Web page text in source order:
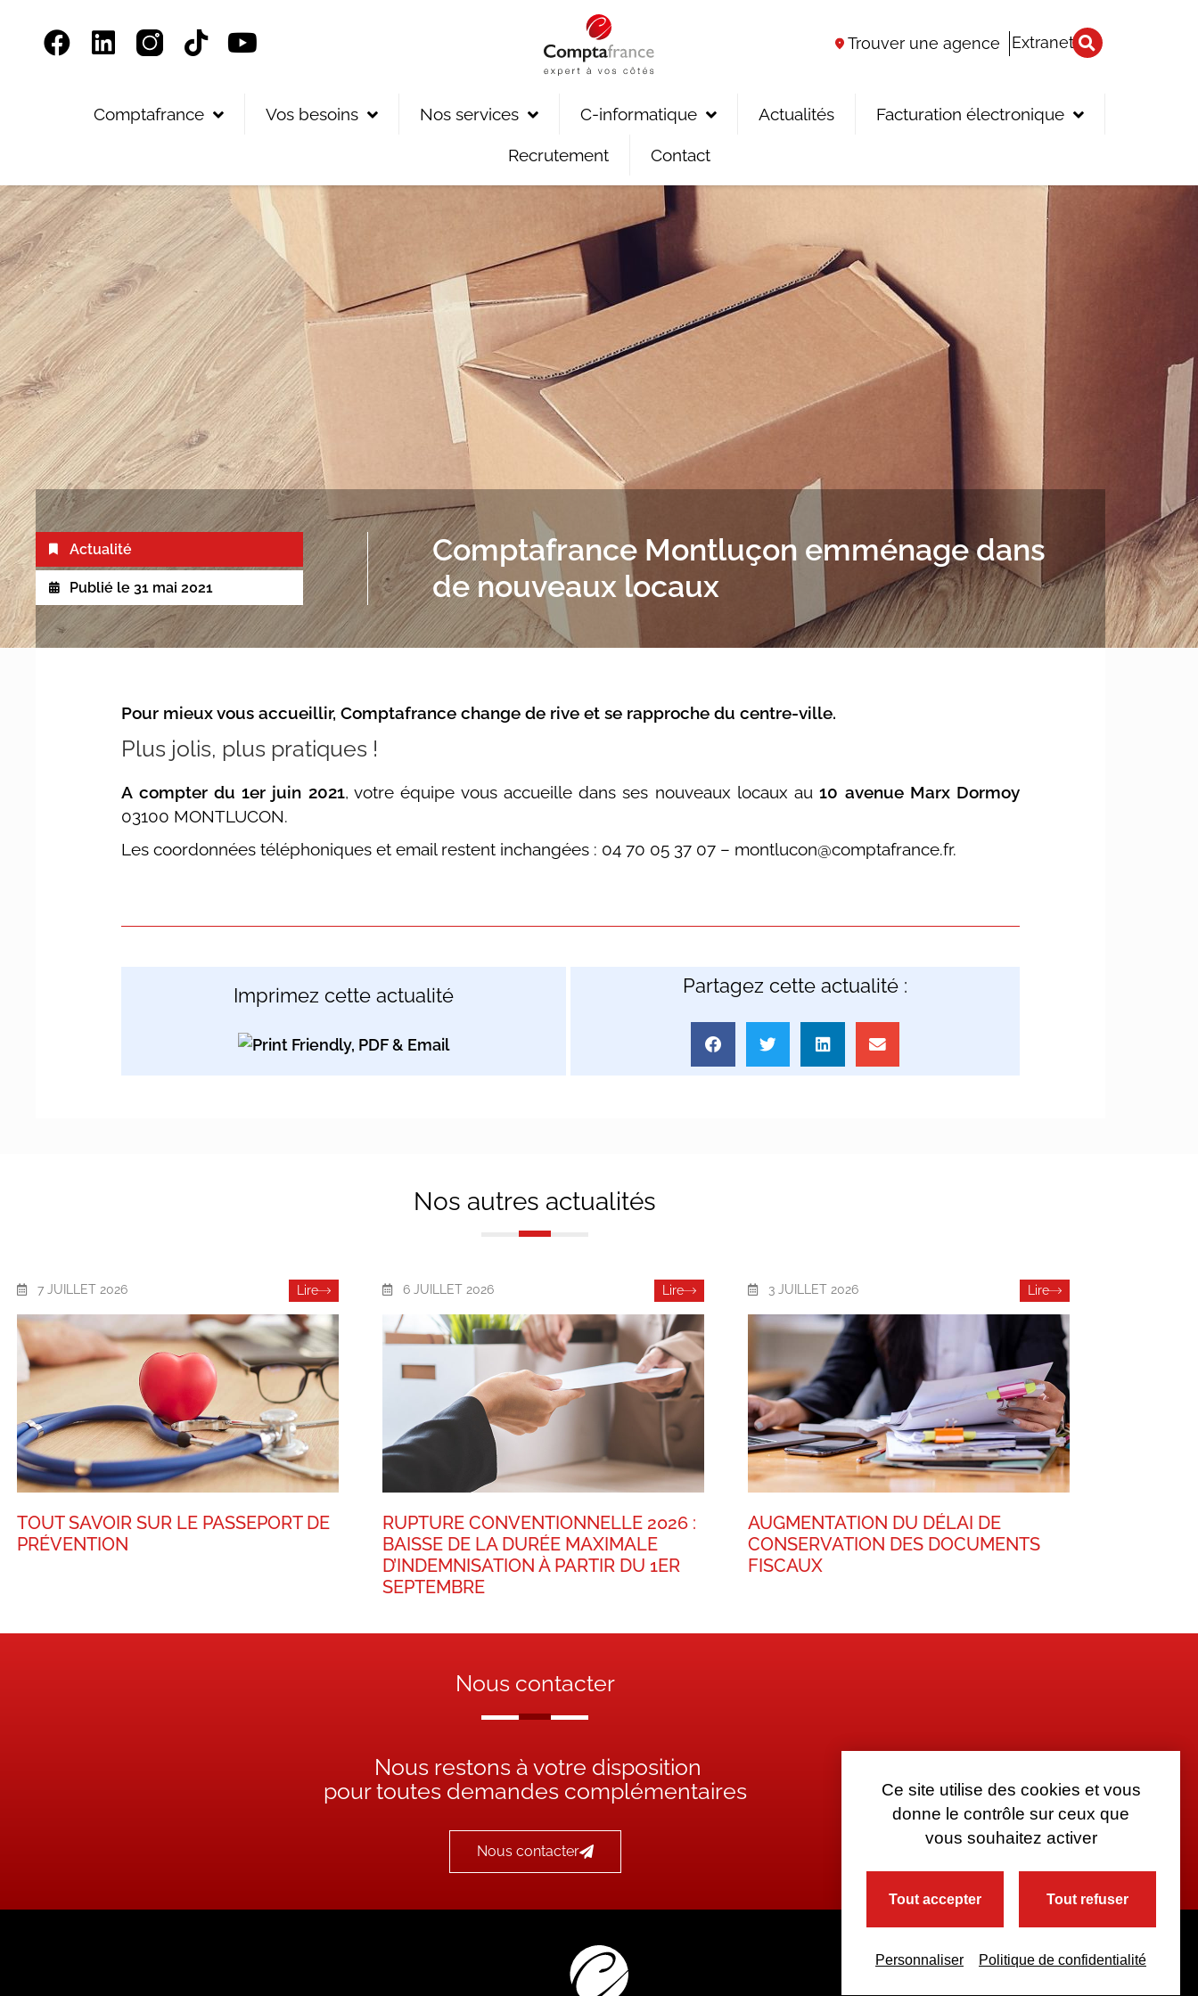
Trouver une agence Extranet
Comptafrance Vos besoins Nos services C-informatique Actualités Facturation électronique
Recrutement Contact
Actualité
Publié le 31 mai 2021
Comptafrance Montluçon emménage dans
de nouveaux locaux
Pour mieux vous accueillir, Comptafrance change de rive et se rapproche du centre-ville.
Plus jolis, plus pratiques !
A compter du 1er juin 2021, votre équipe vous accueille dans ses nouveaux locaux au10 avenue Marx Dormoy
03100 MONTLUCON.
Les coordonnées téléphoniques et email restent inchangées : 04 70 05 37 07 – montlucon@comptafrance.fr.
Imprimez cette actualité Partagez cette actualité :
Nos autres actualités
7 JUILLET 2026 Lire
TOUT SAVOIR SUR LE PASSEPORT DE
PRÉVENTION
6 JUILLET 2026 Lire
RUPTURE CONVENTIONNELLE 2026 :
BAISSE DE LA DURÉE MAXIMALE
D’INDEMNISATION À PARTIR DU 1ER
SEPTEMBRE
3 JUILLET 2026 Lire
AUGMENTATION DU DÉLAI DE
CONSERVATION DES DOCUMENTS
FISCAUX
Nous contacter
Nous restons à votre disposition
pour toutes demandes complémentaires
Nous contacter
Ce site utilise des cookies et vous
donne le contrôle sur ceux que
vous souhaitez activer
Tout accepter Tout refuser
Personnaliser Politique de confidentialité